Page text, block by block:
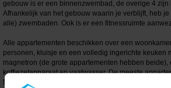
gebouw is er een binnenzwembad, de overige 4 zijn
Afhankelijk van het gebouw waarin je verblijft, heb
alle) zwembaden. Ook is er een fitnessruimte
Alle appartementen beschikken over een
personen, kluisje en een volledig ingerichte keuken
magnetron (de grote appartementen hebben beide),
koffiezetapparaat en vaatwasser. De meeste
Nespresso-apparaat (capsules te koop bij de